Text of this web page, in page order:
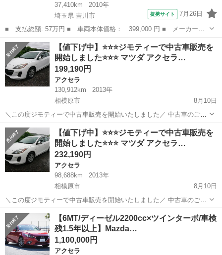
37,410km
2010年
埼玉県 吉川市
提携サイト 7月26日
■ 支払総額: 57万円 ■ 車両本体価格： 399,000 円 ■ メーカー
名： マツダ ■ 車種名： アクセラスポーツ ■ グレード名：
１．５Ｓスタイル 春日部ナンバー乗出価格／全車整備付／全車クリ
ーニング済／禁煙車...
埼玉 吉川市 アクセラ
【値下げ中】⭐⭐⭐ジモティーで中古車販売を
開始しました⭐⭐⭐ マツダ アクセラ…
199,190円
アクセラ
130,912km
2013年
相模原市
8月10日
＼この度ジモティーで中古車販売を開始いたしました／ 中古車のご購
入を検討しているが、個人間での取引が不安という方❗❗❗ 中古車を相場
より格安で購入したいという方必見❗❗❗
☆★☆★☆★☆★☆★☆★☆★☆★☆★☆...
神奈川 相模原市 アクセラ
【値下げ中】⭐⭐⭐ジモティーで中古車販売を
開始しました⭐⭐⭐ マツダ アクセラ…
232,190円
アクセラ
98,688km
2013年
相模原市
8月10日
＼この度ジモティーで中古車販売を開始いたしました／ 中古車のご購
入を検討しているが、個人間での取引が不安という方❗❗❗ 中古車を相場
より格安で購入したいという方必見❗❗❗
☆★☆★☆★☆★☆★☆★☆★☆★☆★☆...
神奈川 相模原市 アクセラ 教習車
【6MT/ディーゼル2200cc×ツインターボ/車検
残1.5年以上】Mazda…
1,100,000円
アクセラ